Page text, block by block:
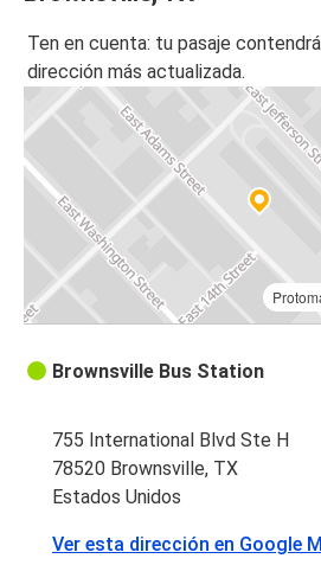
Ten en cuenta: tu pasaje
dirección más actualizada.
Brownsville Bus Station
755 International Blvd Ste H
78520 Brownsville, TX
Estados Unidos
Ver esta dirección en Google